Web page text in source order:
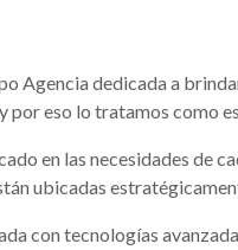
Agencia dedicada a
por eso lo tratamos como
en las necesidades de
ubicadas
con tecnologías